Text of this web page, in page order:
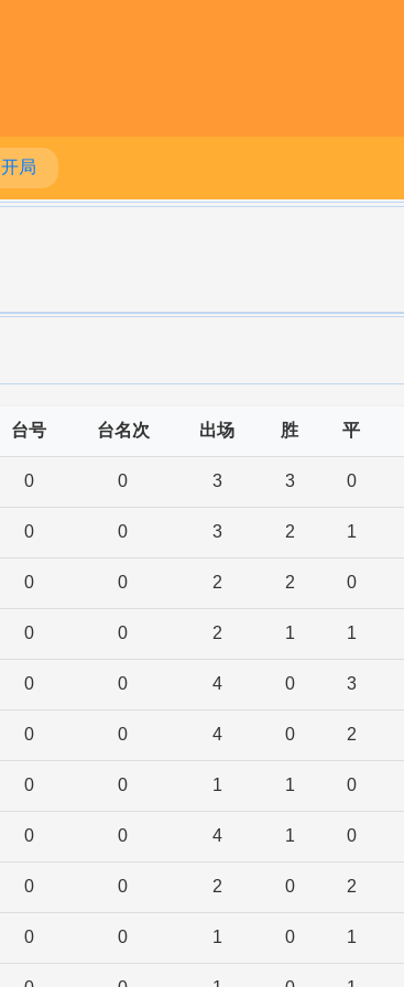
开局
台号 台名次 出场 胜 平
0 0 3 3 0
0 0 3 2 1
0 0 2 2 0
0 0 2 1 1
0 0 4 0 3
0 0 4 0 2
0 0 1 1 0
0 0 4 1 0
0 0 2 0 2
0 0 1 0 1